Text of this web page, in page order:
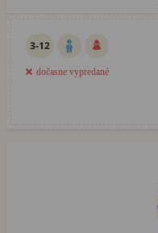
3-12
dočasne vypredané